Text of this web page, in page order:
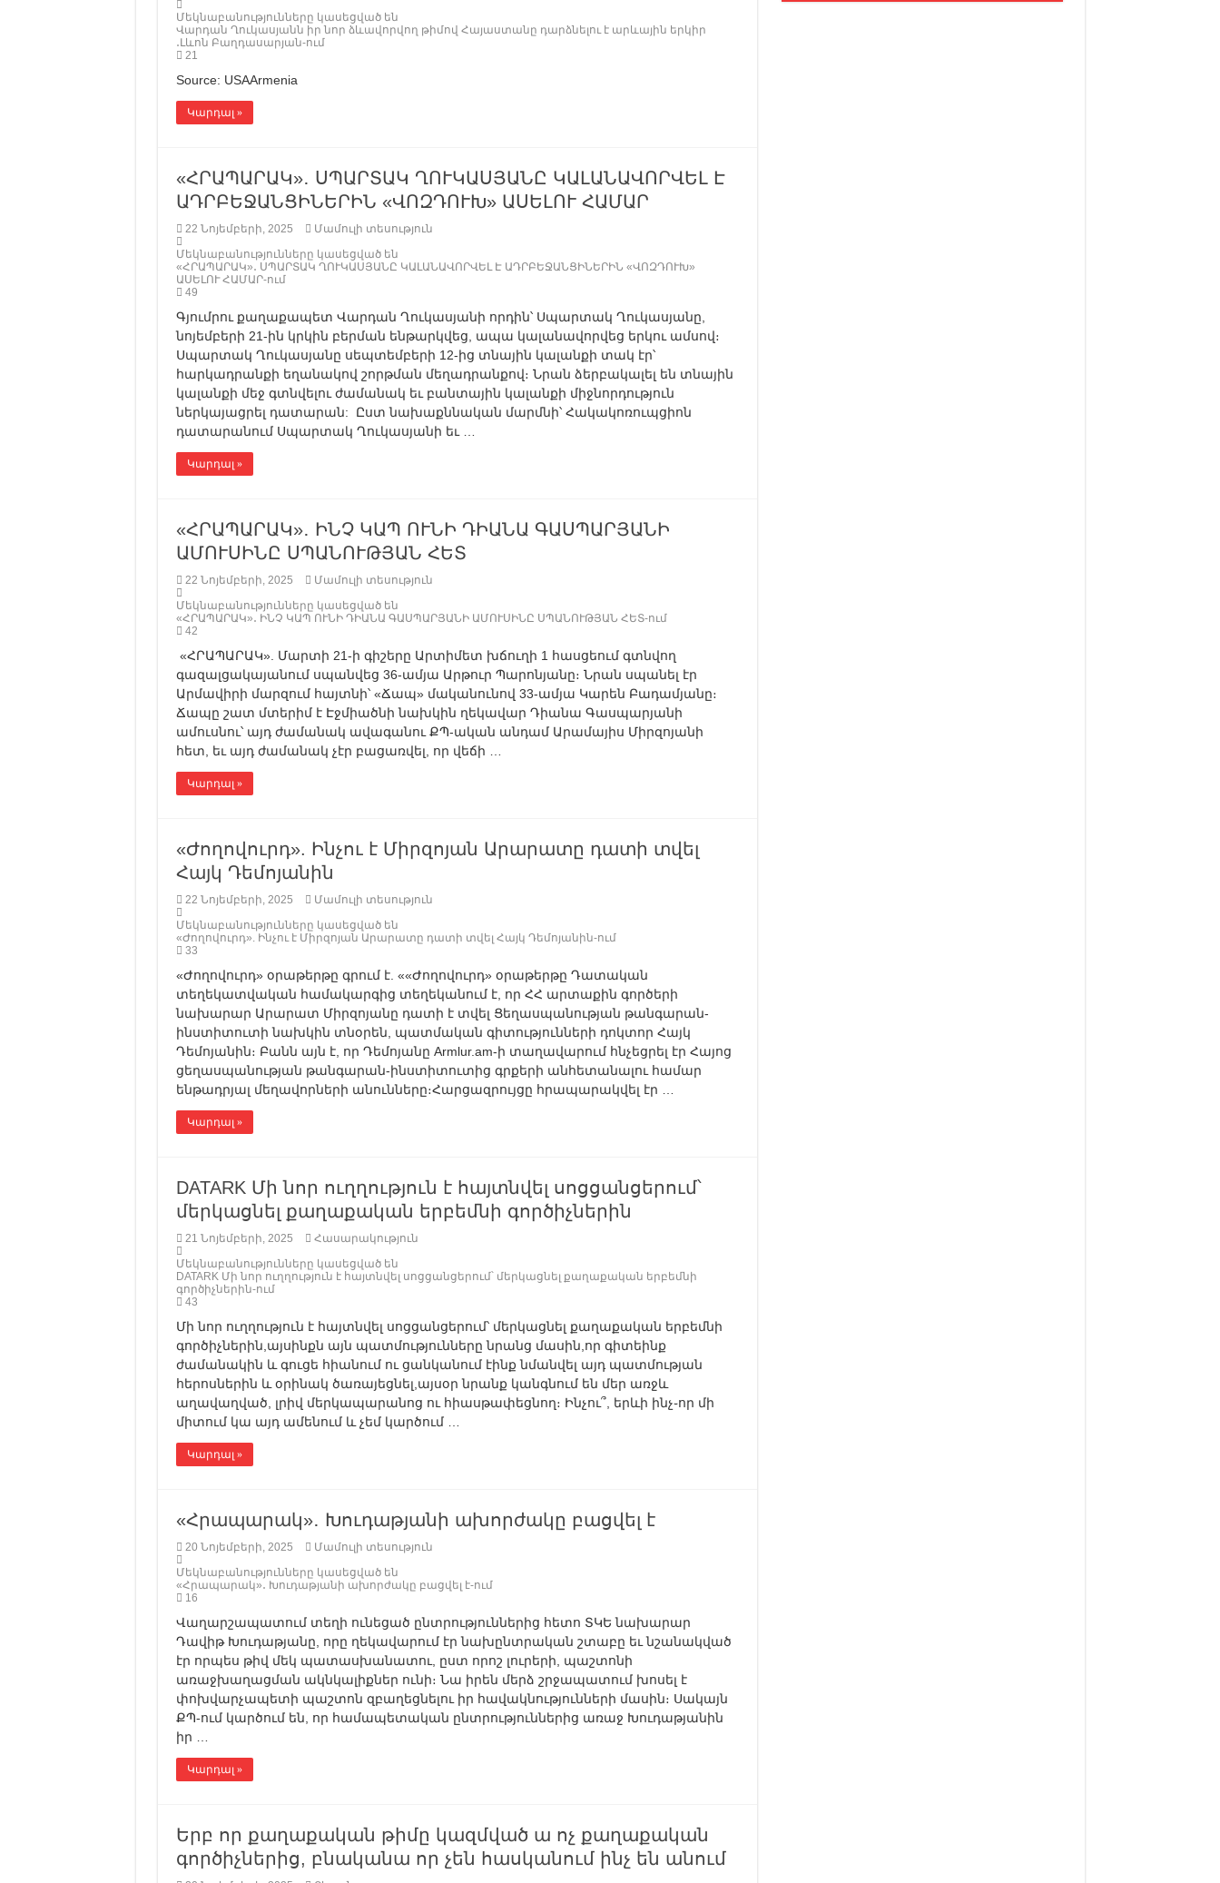
Մեկնաբանությունները կասեցված են
Վարդան Ղուկասյանն իր նոր ձևավորվող թիմով Հայաստանը դարձնելու է արևային երկիր
․Լևոն Բաղդասարյան-ում
21
Source: USAArmenia
Կարդալ »
«ՀՐԱՊԱՐԱԿ»․ ՍՊԱՐՏԱԿ ՂՈՒԿԱՍՅԱՆԸ ԿԱԼԱՆԱՎՈՐՎԵԼ Է
ԱԴՐԲԵՋԱՆՑԻՆԵՐԻՆ «ՎՈԶԴՈՒԽ» ԱՍԵԼՈՒ ՀԱՄԱՐ
22 Նոյեմբերի, 2025
Մամուլի տեսություն
Մեկնաբանությունները կասեցված են
«ՀՐԱՊԱՐԱԿ»․ ՍՊԱՐՏԱԿ ՂՈՒԿԱՍՅԱՆԸ ԿԱԼԱՆԱՎՈՐՎԵԼ Է ԱԴՐԲԵՋԱՆՑԻՆԵՐԻՆ «ՎՈԶԴՈՒԽ»
ԱՍԵԼՈՒ ՀԱՄԱՐ-ում
49
Գյումրու քաղաքապետ Վարդան Ղուկասյանի որդին՝ Սպարտակ Ղուկասյանը,
նոյեմբերի 21-ին կրկին բերման ենթարկվեց, ապա կալանավորվեց երկու ամսով։
Սպարտակ Ղուկասյանը սեպտեմբերի 12-ից տնային կալանքի տակ էր՝
հարկադրանքի եղանակով շորթման մեղադրանքով։ Նրան ձերբակալել են տնային
կալանքի մեջ գտնվելու ժամանակ եւ բանտային կալանքի միջնորդություն
ներկայացրել դատարան: Ըստ նախաքննական մարմնի՝ Հակակոռուպցիոն
դատարանում Սպարտակ Ղուկասյանի եւ …
Կարդալ »
«ՀՐԱՊԱՐԱԿ»․ ԻՆՉ ԿԱՊ ՈՒՆԻ ԴԻԱՆԱ ԳԱՍՊԱՐՅԱՆԻ
ԱՄՈՒՍԻՆԸ ՍՊԱՆՈՒԹՅԱՆ ՀԵՏ
22 Նոյեմբերի, 2025
Մամուլի տեսություն
Մեկնաբանությունները կասեցված են
«ՀՐԱՊԱՐԱԿ»․ ԻՆՉ ԿԱՊ ՈՒՆԻ ԴԻԱՆԱ ԳԱՍՊԱՐՅԱՆԻ ԱՄՈՒՍԻՆԸ ՍՊԱՆՈՒԹՅԱՆ ՀԵՏ-ում
42
«ՀՐԱՊԱՐԱԿ». Մարտի 21-ի գիշերը Արտիմետ խճուղի 1 հասցեում գտնվող
գազալցակայանում սպանվեց 36-ամյա Արթուր Պարոնյանը։ Նրան սպանել էր
Արմավիրի մարզում հայտնի՝ «Ճապ» մականունով 33-ամյա Կարեն Բադամյանը։
Ճապը շատ մտերիմ է Էջմիածնի նախկին ղեկավար Դիանա Գասպարյանի
ամուսնու՝ այդ ժամանակ ավագանու ՔՊ-ական անդամ Արամայիս Միրզոյանի
հետ, եւ այդ ժամանակ չէր բացառվել, որ վեճի …
Կարդալ »
«Ժողովուրդ». Ինչու է Միրզոյան Արարատը դատի տվել
Հայկ Դեմոյանին
22 Նոյեմբերի, 2025
Մամուլի տեսություն
Մեկնաբանությունները կասեցված են
«Ժողովուրդ». Ինչու է Միրզոյան Արարատը դատի տվել Հայկ Դեմոյանին-ում
33
«Ժողովուրդ» օրաթերթը գրում է. ««Ժողովուրդ» օրաթերթը Դատական
տեղեկատվական համակարգից տեղեկանում է, որ ՀՀ արտաքին գործերի
նախարար Արարատ Միրզոյանը դատի է տվել Ցեղասպանության թանգարան-
ինստիտուտի նախկին տնօրեն, պատմական գիտությունների դոկտոր Հայկ
Դեմոյանին։ Բանն այն է, որ Դեմոյանը Armlur.am-ի տաղավարում հնչեցրել էր Հայոց
ցեղասպանության թանգարան-ինստիտուտից գրքերի անհետանալու համար
ենթադրյալ մեղավորների անունները։Հարցազրույցը հրապարակվել էր …
Կարդալ »
DATARK Մի նոր ուղղություն է հայտնվել սոցցանցերում՝
մերկացնել քաղաքական երբեմնի գործիչներին
21 Նոյեմբերի, 2025
Հասարակություն
Մեկնաբանությունները կասեցված են
DATARK Մի նոր ուղղություն է հայտնվել սոցցանցերում՝ մերկացնել քաղաքական երբեմնի
գործիչներին-ում
43
Մի նոր ուղղություն է հայտնվել սոցցանցերում՝ մերկացնել քաղաքական երբեմնի
գործիչներին,այսինքն այն պատմությունները նրանց մասին,որ գիտեինք
ժամանակին և գուցե հիանում ու ցանկանում էինք նմանվել այդ պատմության
հերոսներին և օրինակ ծառայեցնել,այսօր նրանք կանգնում են մեր առջև
աղավաղված, լրիվ մերկապարանոց ու հիասթափեցնող։ Ինչու՞, երևի ինչ֊որ մի
միտում կա այդ ամենում և չեմ կարծում …
Կարդալ »
«Հրապարակ»․ Խուդաթյանի ախորժակը բացվել է
20 Նոյեմբերի, 2025
Մամուլի տեսություն
Մեկնաբանությունները կասեցված են
«Հրապարակ»․ Խուդաթյանի ախորժակը բացվել է-ում
16
Վաղարշապատում տեղի ունեցած ընտրություններից հետո ՏԿԵ նախարար
Դավիթ Խուդաթյանը, որը ղեկավարում էր նախընտրական շտաբը եւ նշանակված
էր որպես թիվ մեկ պատասխանատու, ըստ որոշ լուրերի, պաշտոնի
առաջխաղացման ակնկալիքներ ունի։ Նա իրեն մերձ շրջապատում խոսել է
փոխվարչապետի պաշտոն զբաղեցնելու իր հավակնությունների մասին։ Սակայն
ՔՊ-ում կարծում են, որ համապետական ընտրություններից առաջ Խուդաթյանին
իր …
Կարդալ »
Երբ որ քաղաքական թիմը կազմված ա ոչ քաղաքական
գործիչներից, բնականա որ չեն հասկանում ինչ են անում